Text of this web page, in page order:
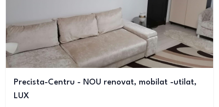
Precista-Centru - NOU renovat, mobilat -utilat,
LUX